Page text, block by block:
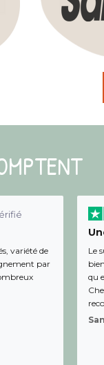
variété de
par
Le
qu